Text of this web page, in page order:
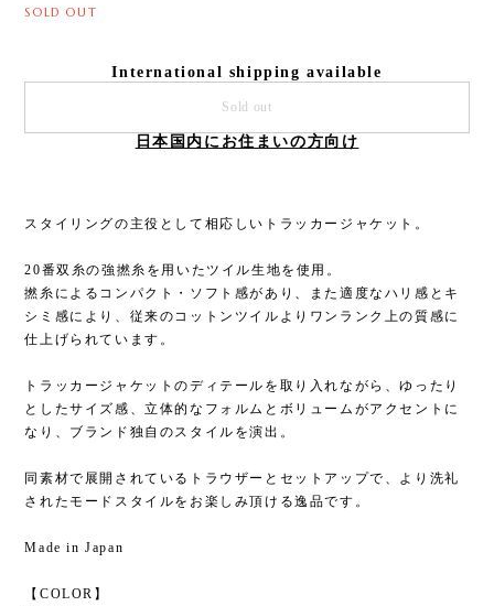
SOLD OUT
International shipping available
Sold out
日本国内にお住まいの方向け
スタイリングの主役として相応しいトラッカージャケット。
20番双糸の強撚糸を用いたツイル生地を使用。
撚糸によるコンパクト・ソフト感があり、また適度なハリ感とキ
シミ感により、従来のコットンツイルよりワンランク上の質感に
仕上げられています。
トラッカージャケットのディテールを取り入れながら、ゆったり
としたサイズ感、立体的なフォルムとボリュームがアクセントに
なり、ブランド独自のスタイルを演出。
同素材で展開されているトラウザーとセットアップで、より洗礼
されたモードスタイルをお楽しみ頂ける逸品です。
Made in Japan
【COLOR】